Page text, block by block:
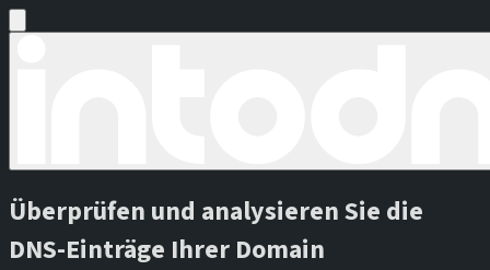
Überprüfen und analysieren Sie die
DNS-Einträge Ihrer Domain